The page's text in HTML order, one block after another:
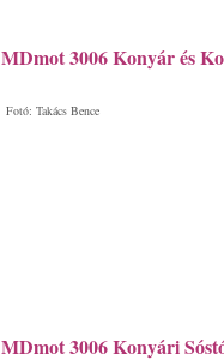
MDmot 3006 Konyár és
Fotó: Takács Bence
MDmot 3006 Konyári